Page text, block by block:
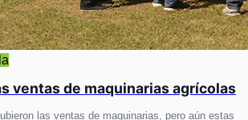
ventas de maquinarias agrícolas
las ventas de maquinarias, pero aún estas